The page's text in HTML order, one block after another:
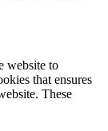
website to
that ensures
These